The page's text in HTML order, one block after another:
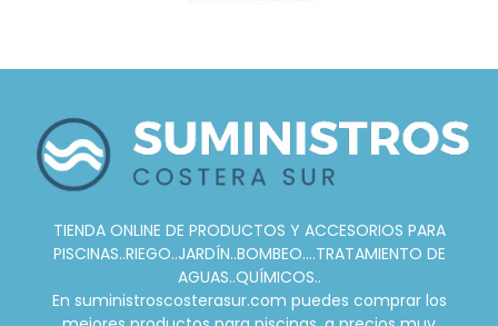
TIENDA ONLINE DE PRODUCTOS Y ACCESORIOS PARA
PISCINAS..RIEGO..JARDÍN..BOMBEO....TRATAMIENTO DE
AGUAS..QUÍMICOS..
En suministroscosterasur.com puedes comprar los